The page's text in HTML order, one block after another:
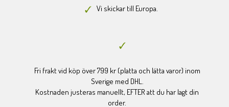
Vi skickar till Europa.
Fri frakt vid köp över 799 kr (platta och lätta varor) inom
Sverige med DHL.
Kostnaden justeras manuellt, EFTER att du har lagt din
order.